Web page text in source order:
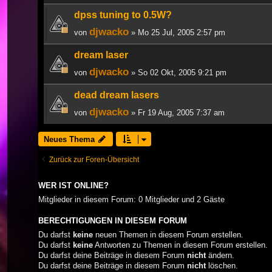
dpss tuning to 0.5W?
von djwacko » Mo 25 Jul, 2005 2:57 pm
dream laser
von djwacko » So 02 Okt, 2005 9:21 pm
dead dream lasers
von djwacko » Fr 19 Aug, 2005 7:37 am
Neues Thema
Zurück zur Foren-Übersicht
WER IST ONLINE?
Mitglieder in diesem Forum: 0 Mitglieder und 2 Gäste
BERECHTIGUNGEN IN DIESEM FORUM
Du darfst keine neuen Themen in diesem Forum erstellen.
Du darfst keine Antworten zu Themen in diesem Forum erstellen.
Du darfst deine Beiträge in diesem Forum nicht ändern.
Du darfst deine Beiträge in diesem Forum nicht löschen.